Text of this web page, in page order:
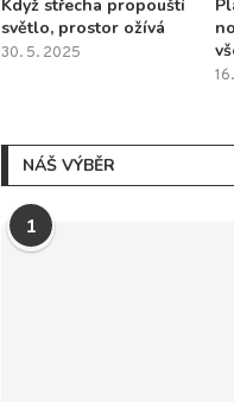
Když střecha propouští
světlo, prostor ožívá
30. 5. 2025
NÁŠ VÝBĚR
1